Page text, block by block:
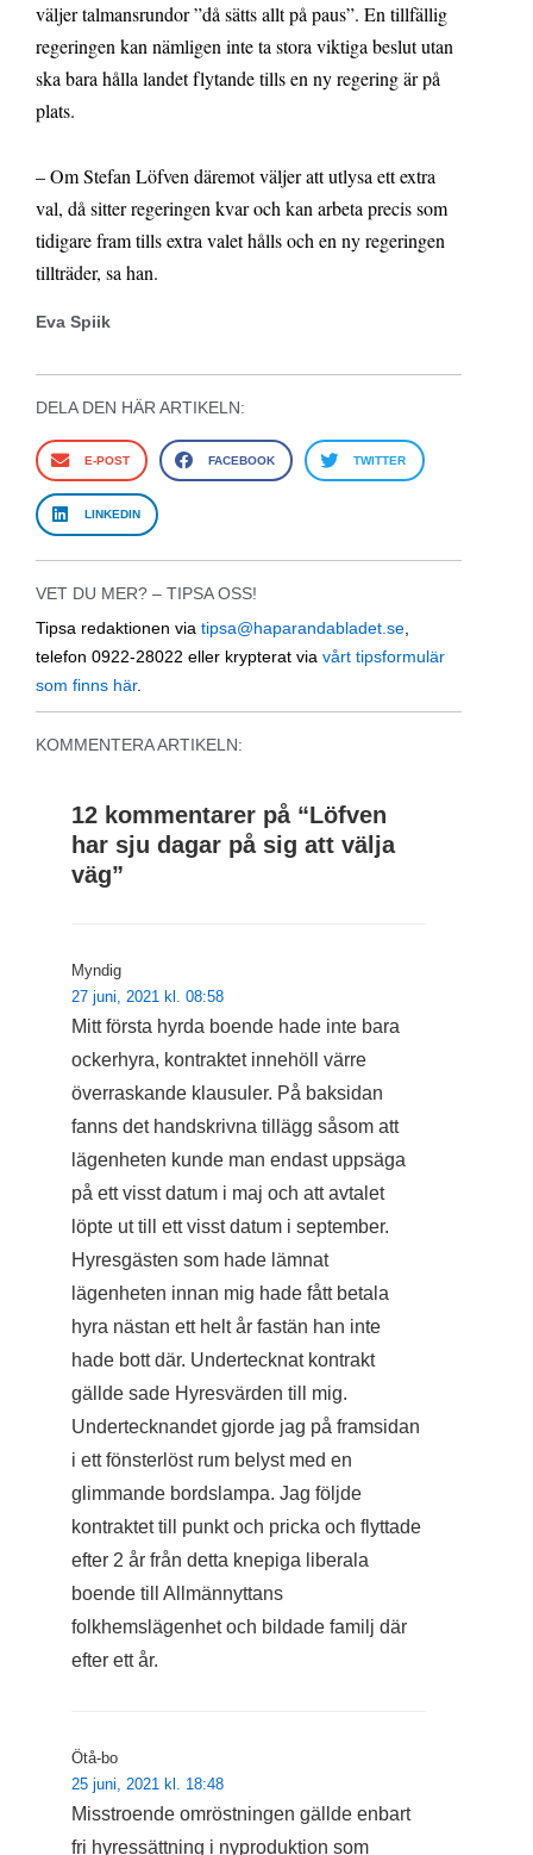
väljer talmansrundor ”då sätts allt på paus”. En tillfällig
regeringen kan nämligen inte ta stora viktiga beslut utan
ska bara hålla landet flytande tills en ny regering är på
plats.
– Om Stefan Löfven däremot väljer att utlysa ett extra
val, då sitter regeringen kvar och kan arbeta precis som
tidigare fram tills extra valet hålls och en ny regeringen
tillträder, sa han.
Eva Spiik
DELA DEN HÄR ARTIKELN:
E-POST FACEBOOK TWITTER
LINKEDIN
VET DU MER? – TIPSA OSS!
Tipsa redaktionen via tipsa@haparandabladet.se
telefon 0922-28022 eller krypterat via vårt tipsformulär
som finns här.
KOMMENTERA ARTIKELN:
12 kommentarer på “Löfven
har sju dagar på sig att välja
väg”
Myndig
27 juni, 2021 kl. 08:58
Mitt första hyrda boende hade inte bara
ockerhyra, kontraktet innehöll värre
överraskande klausuler. På baksidan
fanns det handskrivna tillägg såsom att
lägenheten kunde man endast uppsäga
på ett visst datum i maj och att avtalet
löpte ut till ett visst datum i september.
Hyresgästen som hade lämnat
lägenheten innan mig hade fått betala
hyra nästan ett helt år fastän han inte
hade bott där. Undertecknat kontrakt
gällde sade Hyresvärden till mig.
Undertecknandet gjorde jag på framsidan
i ett fönsterlöst rum belyst med en
glimmande bordslampa. Jag följde
kontraktet till punkt och pricka och flyttade
efter 2 år från detta knepiga liberala
boende till Allmännyttans
folkhemslägenhet och bildade familj där
efter ett år.
Ötå-bo
25 juni, 2021 kl. 18:48
Misstroende omröstningen gällde enbart
fri hyressättning i nyproduktion som